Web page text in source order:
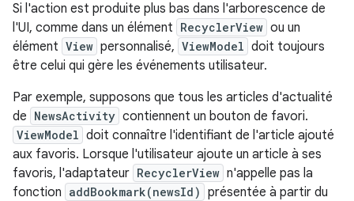
Si l'action est produite plus bas dans l'arborescence de
l'UI, comme dans un élément RecyclerView ou un
élément View personnalisé, ViewModel doit toujours
être celui qui gère les événements utilisateur.
Par exemple, supposons que tous les articles d'actualité
de NewsActivity contiennent un bouton de favori.
ViewModel doit connaître l'identifiant de l'article ajouté
aux favoris. Lorsque l'utilisateur ajoute un article à ses
favoris, l'adaptateur RecyclerView n'appelle pas la
fonction addBookmark(newsId) présentée à partir du